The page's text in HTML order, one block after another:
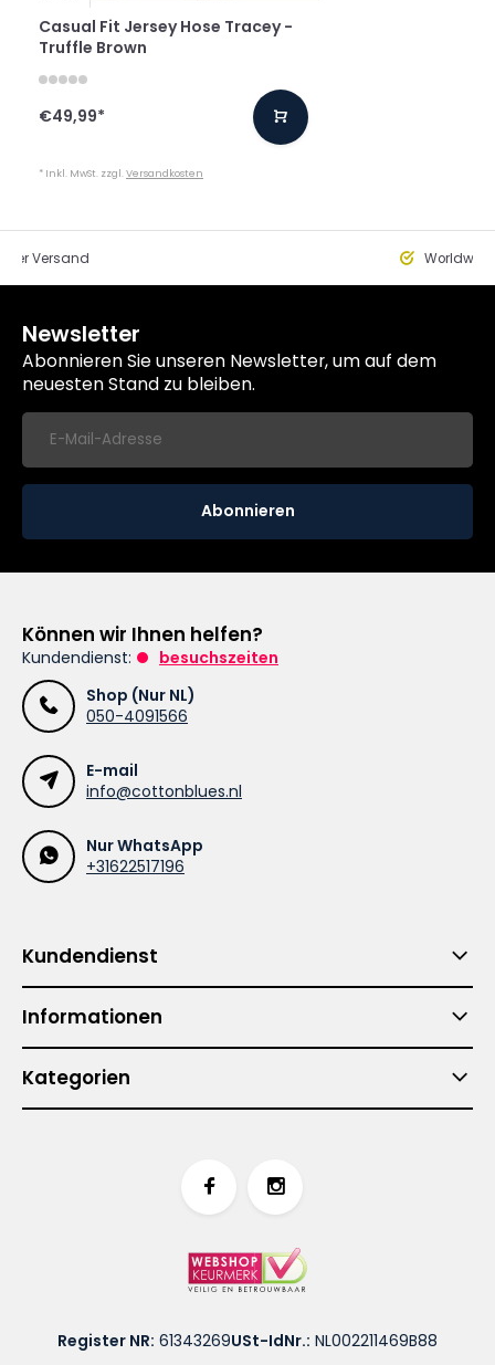
Casual Fit Jersey Hose Tracey -
Truffle Brown
€49,99*
* Inkl. MwSt. zzgl.Versandkosten
Versand
Newsletter
Abonnieren Sie unseren Newsletter, um auf dem
neuesten Stand zu bleiben.
Abonnieren
Können wir Ihnen helfen?
Kundendienst:
besuchszeiten
Shop (Nur NL)
050-4091566
E-mail
info@cottonblues.nl
Nur WhatsApp
+31622517196
Kundendienst
Informationen
Kategorien
Register NR: 61343269USt-IdNr.: NL002211469B88